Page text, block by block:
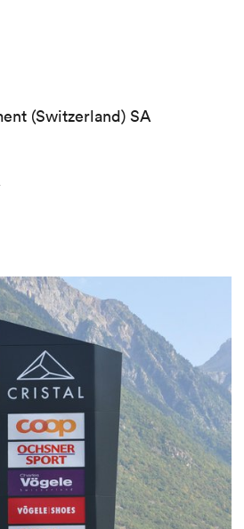
(Switzerland) SA